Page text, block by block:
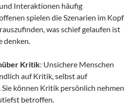
Interaktionen häufig
spielen die Szenarien im Kopf
was schief gelaufen ist
denken.
Kritik: Unsichere Menschen
auf Kritik, selbst auf
können Kritik persönlich nehmen
betroffen.